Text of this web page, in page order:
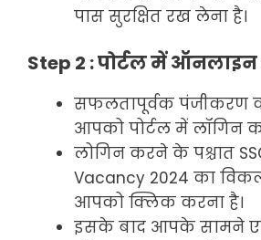
पास सुरक्षित रख लेना है।
Step 2 : पोर्टल में
सफलतापूर्वक पंजीकरण
आपको पोर्टल में लॉगिन
लोगिन करने के पश्चात
Vacancy 2024 का
आपको क्लिक करना है।
इसके बाद आपके सामने